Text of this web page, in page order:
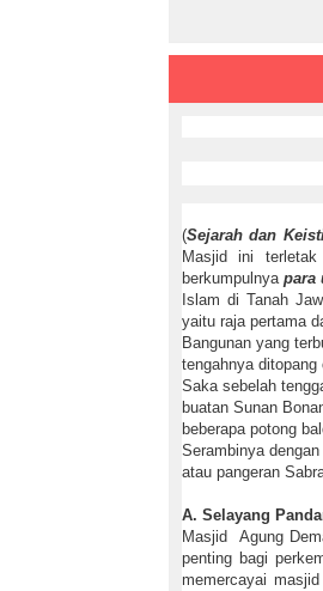
(Sejarah dan
Masjid ini
berkumpulnya para
Islam di Tanah
yaitu raja pertama
Bangunan yang
tengahnya
Saka sebelah
buatan Sunan
beberapa potong
Serambinya
atau pangeran
A. Selayang
Masjid Agung
penting bagi
memercayai